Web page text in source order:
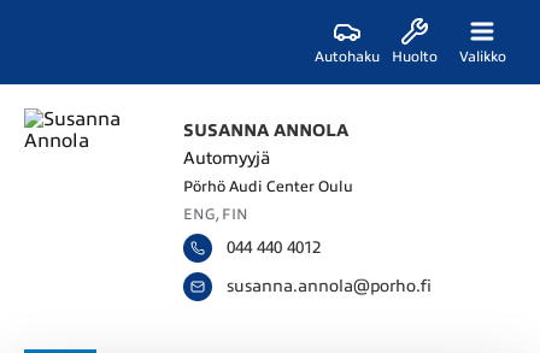
Autohaku Huolto Valikko
SUSANNA ANNOLA
Automyyjä
Pörhö Audi Center Oulu
ENG, FIN
044 440 4012
s i
o
u . .
s l
an o r
n n f
a an a p o
@ h